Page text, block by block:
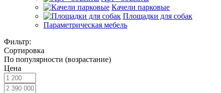
Качели парковые
Площадки для собак
Параметрическая мебель
Фильтр:
Сортировка
По популярности (возрастание)
Цена